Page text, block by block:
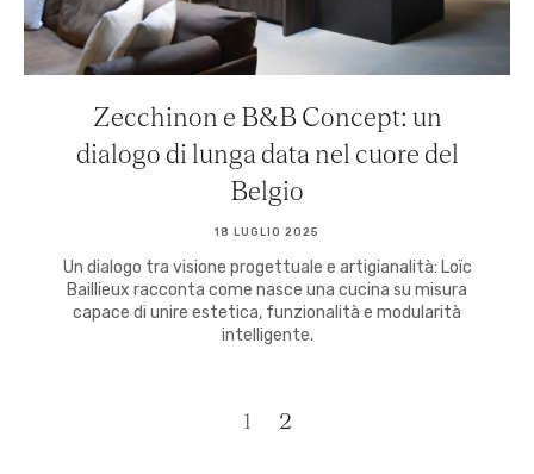
Zecchinon e B&B Concept: un
dialogo di lunga data nel cuore del
Belgio
18 LUGLIO 2025
Un dialogo tra visione progettuale e artigianalità: Loïc
Baillieux racconta come nasce una cucina su misura
capace di unire estetica, funzionalità e modularità
intelligente.
1 2